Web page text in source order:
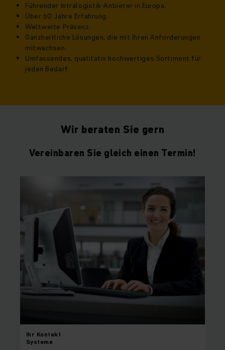
Führender Intralogistik-Anbieter in Europa.
Über 60 Jahre Erfahrung.
Weltweite Präsenz.
Ganzheitliche Lösungen, die mit Ihren Anforderungen
mitwachsen.
Umfassendes, qualitativ hochwertiges Sortiment für
jeden Bedarf.
Wir beraten Sie gern
Vereinbaren Sie gleich einen Termin!
Ihr Kontakt
Systeme